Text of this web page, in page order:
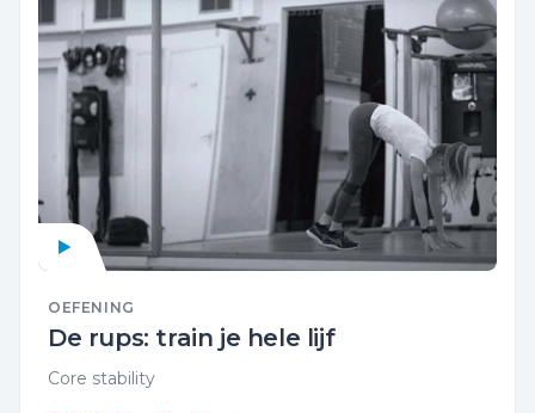
OEFENING
De rups: train je hele lijf
Core stability